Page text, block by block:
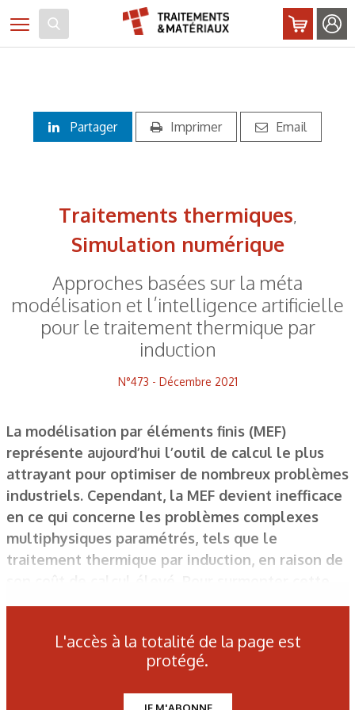
Toggle navigation
Partager Imprimer Email
Traitements thermiques,
Simulation numérique
Approches basées sur la méta
modélisation et l’intelligence artificielle
pour le traitement thermique par
induction
N°473 - Décembre 2021
La modélisation par éléments finis (MEF)
représente aujourd’hui l’outil de calcul le plus
attrayant pour optimiser de nombreux problèmes
industriels. Cependant, la MEF devient inefficace
en ce qui concerne les problèmes complexes
multiphysiques paramétrés, tels que le
traitement thermique par induction, en raison de
problématique, une nouvelle approche de
données a été adoptée afin de fournir des
prédictions assez précises en temps réel.
L'accès à la totalité de la page est
protégé.
Panneau de gestion des cookies